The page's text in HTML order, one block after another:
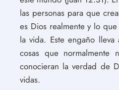
las personas para que
es Dios realmente y lo
la vida. Este engaño
cosas que normalmente
conocieran la verdad de
vidas.